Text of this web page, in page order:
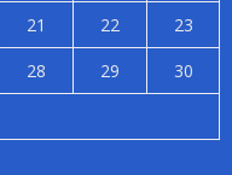
21 22
23
28 29
30